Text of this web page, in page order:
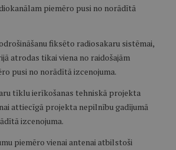
piemēro pusi no norādītā
fiksēto radiosakaru sistēmai,
atrodas tikai viena no raidošajām
pusi no norādītā izcenojuma.
tīklu ierīkošanas tehniskā projekta
attiecīgā projekta nepilnību gadījumā
izcenojuma.
piemēro vienai antenai atbilstoši